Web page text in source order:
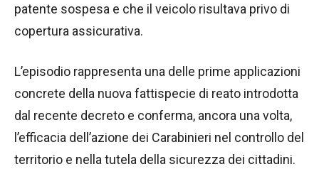
patente sospesa e che il veicolo risultava privo di
copertura assicurativa.
L’episodio rappresenta una delle prime applicazioni
concrete della nuova fattispecie di reato introdotta
dal recente decreto e conferma, ancora una volta,
l’efficacia dell’azione dei Carabinieri nel controllo del
territorio e nella tutela della sicurezza dei cittadini.